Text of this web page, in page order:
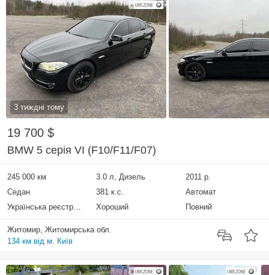
3 тиждні тому
19 700 $
BMW 5 серія VI (F10/F11/F07)
245 000 км 3.0 л, Дизель
2011 р.
Седан
381 к.с.
Автомат
Українська реєстрація
Хороший Повний
Житомир, Житомирська обл.
134 км від м. Київ